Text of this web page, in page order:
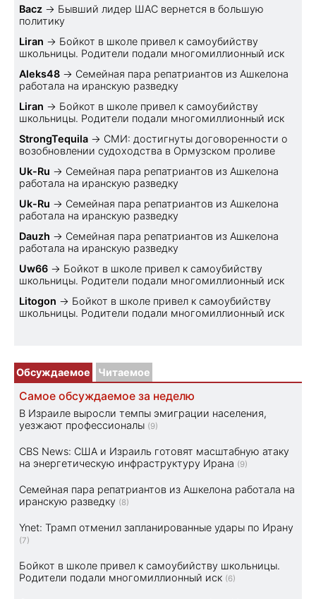
Bacz → Бывший лидер ШАС вернется в большую
политику
Liran → Бойкот в школе привел к самоубийству
школьницы. Родители подали многомиллионный иск
Aleks48 → Семейная пара репатриантов из Ашкелона
работала на иранскую разведку
Liran → Бойкот в школе привел к самоубийству
школьницы. Родители подали многомиллионный иск
StrongTequila → СМИ: достигнуты договоренности о
возобновлении судоходства в Ормузском проливе
Uk-Ru → Семейная пара репатриантов из Ашкелона
работала на иранскую разведку
Uk-Ru → Семейная пара репатриантов из Ашкелона
работала на иранскую разведку
Dauzh → Семейная пара репатриантов из Ашкелона
работала на иранскую разведку
Uw66 → Бойкот в школе привел к самоубийству
школьницы. Родители подали многомиллионный иск
Litogon → Бойкот в школе привел к самоубийству
школьницы. Родители подали многомиллионный иск
Обсуждаемое Читаемое
Самое обсуждаемое за неделю
В Израиле выросли темпы эмиграции населения,
уезжают профессионалы (9)
CBS News: США и Израиль готовят масштабную атаку
на энергетическую инфраструктуру Ирана (9)
Семейная пара репатриантов из Ашкелона работала на
иранскую разведку (8)
Ynet: Трамп отменил запланированные удары по Ирану
(7)
Бойкот в школе привел к самоубийству школьницы.
Родители подали многомиллионный иск (6)